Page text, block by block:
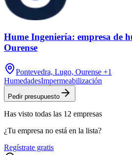
Hume Ingeniería: empresa de
Ourense
Pontevedra, Lugo, Ourense +1
HumedadesImpermeabilización
Pedir presupuesto
Has visto todas las 12 empresas
¿Tu empresa no está en la lista?
Regístrate gratis